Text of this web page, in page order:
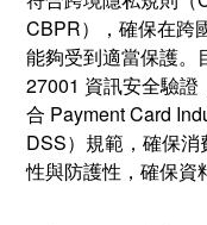
CBPR），確保在跨
能夠受到適當保護。
27001 資訊安全驗證
合 Payment Card
DSS）規範，確保
性與防護性，確保資